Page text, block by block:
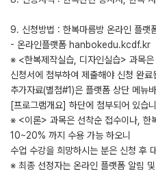
9. 신청방법 : 한복마름방 온라인 플랫
- 온라인플랫폼 hanbokedu.kcdf.kr
※ <한복제작실습, 디자인실습> 과목
신청서에 첨부하여 제출해야 신청 완료
추가자료(별첨#1)은 플랫폼 상단 메
[프로그램개요] 하단에 첨부되어 있습
※ <이론> 과목은 선착순 접수이나, 한
10~20% 까지 수용 가능 하오니
수업 수강을 희망하시는 분은 신청 후
※ 최종 선정자는 온라인 플랫폼 알림